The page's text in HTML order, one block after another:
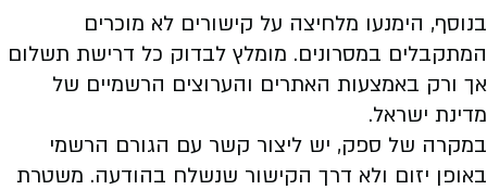
בנוסף, הימנעו מלחיצה על קישורים לא מוכרים
המתקבלים במסרונים. מומלץ לבדוק כל דרישת תשלום
אך ורק באמצעות האתרים והערוצים הרשמיים של
מדינת ישראל.
במקרה של ספק, יש ליצור קשר עם הגורם הרשמי
באופן יזום ולא דרך הקישור שנשלח בהודעה. משטרת